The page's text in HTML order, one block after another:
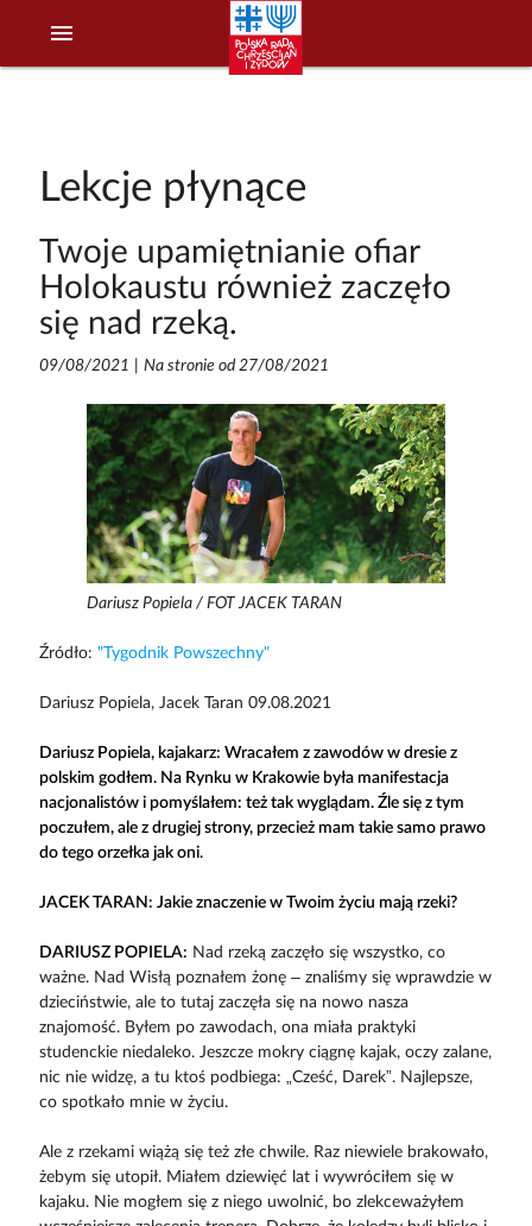
menu
Lekcje płynące
Twoje upamiętnianie ofiar
Holokaustu również zaczęło
się nad rzeką.
09/08/2021 Na stronie od 27/08/2021
Dariusz Popiela / FOT JACEK TARAN
Źródło: "Tygodnik Powszechny"
Dariusz Popiela, Jacek Taran 09.08.2021
Dariusz Popiela, kajakarz: Wracałem z zawodów w dresie z
polskim godłem. Na Rynku w Krakowie była manifestacja
nacjonalistów i pomyślałem: też tak wyglądam. Źle się z tym
poczułem, ale z drugiej strony, przecież mam takie samo prawo
do tego orzełka jak oni.
JACEK TARAN: Jakie znaczenie w Twoim życiu mają rzeki?
DARIUSZ POPIELA: Nad rzeką zaczęło się wszystko, co
ważne. Nad Wisłą poznałem żonę – znaliśmy się wprawdzie w
dzieciństwie, ale to tutaj zaczęła się na nowo nasza
znajomość. Byłem po zawodach, ona miała praktyki
studenckie niedaleko. Jeszcze mokry ciągnę kajak, oczy zalane,
nic nie widzę, a tu ktoś podbiega: „Cześć, Darek”. Najlepsze,
co spotkało mnie w życiu.
Ale z rzekami wiążą się też złe chwile. Raz niewiele brakowało,
żebym się utopił. Miałem dziewięć lat i wywróciłem się w
kajaku. Nie mogłem się z niego uwolnić, bo zlekceważyłem